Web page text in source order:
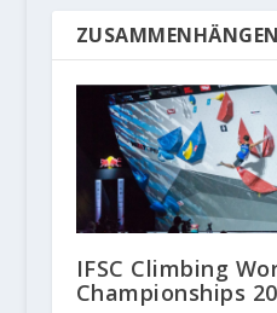
IFSC Climbing
Championships